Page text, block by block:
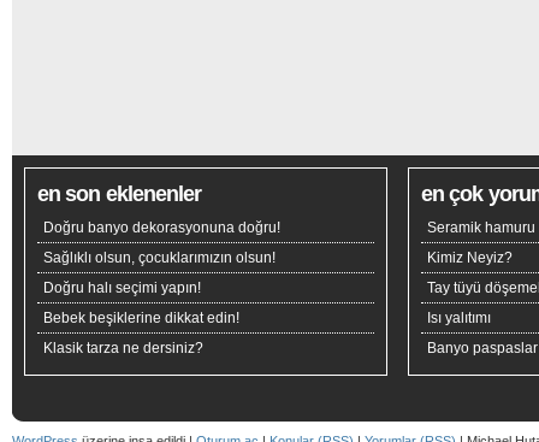
en son eklenenler
Doğru banyo dekorasyonuna doğru!
Sağlıklı olsun, çocuklarımızın olsun!
Doğru halı seçimi yapın!
Bebek beşiklerine dikkat edin!
Klasik tarza ne dersiniz?
en çok
Seramik hamuru
Kimiz Neyiz?
Tay tüyü
Isı yalıtımı
Banyo